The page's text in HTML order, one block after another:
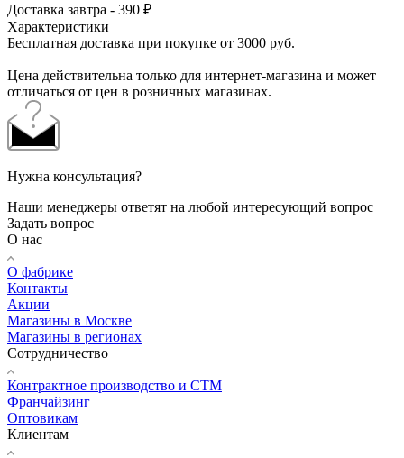
Доставка завтра - 390 ₽
Характеристики
Бесплатная доставка при покупке от 3000 руб.
Цена действительна только для интернет-магазина и может
отличаться от цен в розничных магазинах.
Нужна консультация?
Наши менеджеры ответят на любой интересующий вопрос
Задать вопрос
О нас
О фабрике
Контакты
Акции
Магазины в Москве
Магазины в регионах
Сотрудничество
Контрактное производство и СТМ
Франчайзинг
Оптовикам
Клиентам